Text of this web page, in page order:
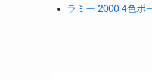
ラミー 2000 4色ボ